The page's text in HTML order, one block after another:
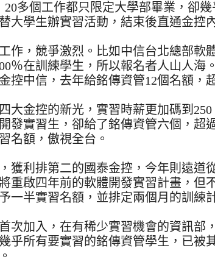
20多個工作都只限定大學部畢業，卻
大學生辦實習活動，結束後直通金控
作，競爭激烈。比如中信台北總部軟
％在訓練學生，所以報名者人山人海
控中信，去年給銘傳資管12個名額，
大金控的新光，實習時薪更加碼到
發實習生，卻給了銘傳資管六個，超
名額，傲視全台。
獲利排第二的國泰金控，今年則遠道
重啟四年前的軟體開發實習計畫，但
一半實習名額，並排定兩個月的訓練
次加入，在有稀少實習機會的資訊部
乎所有要實習的銘傳資管學生，已被